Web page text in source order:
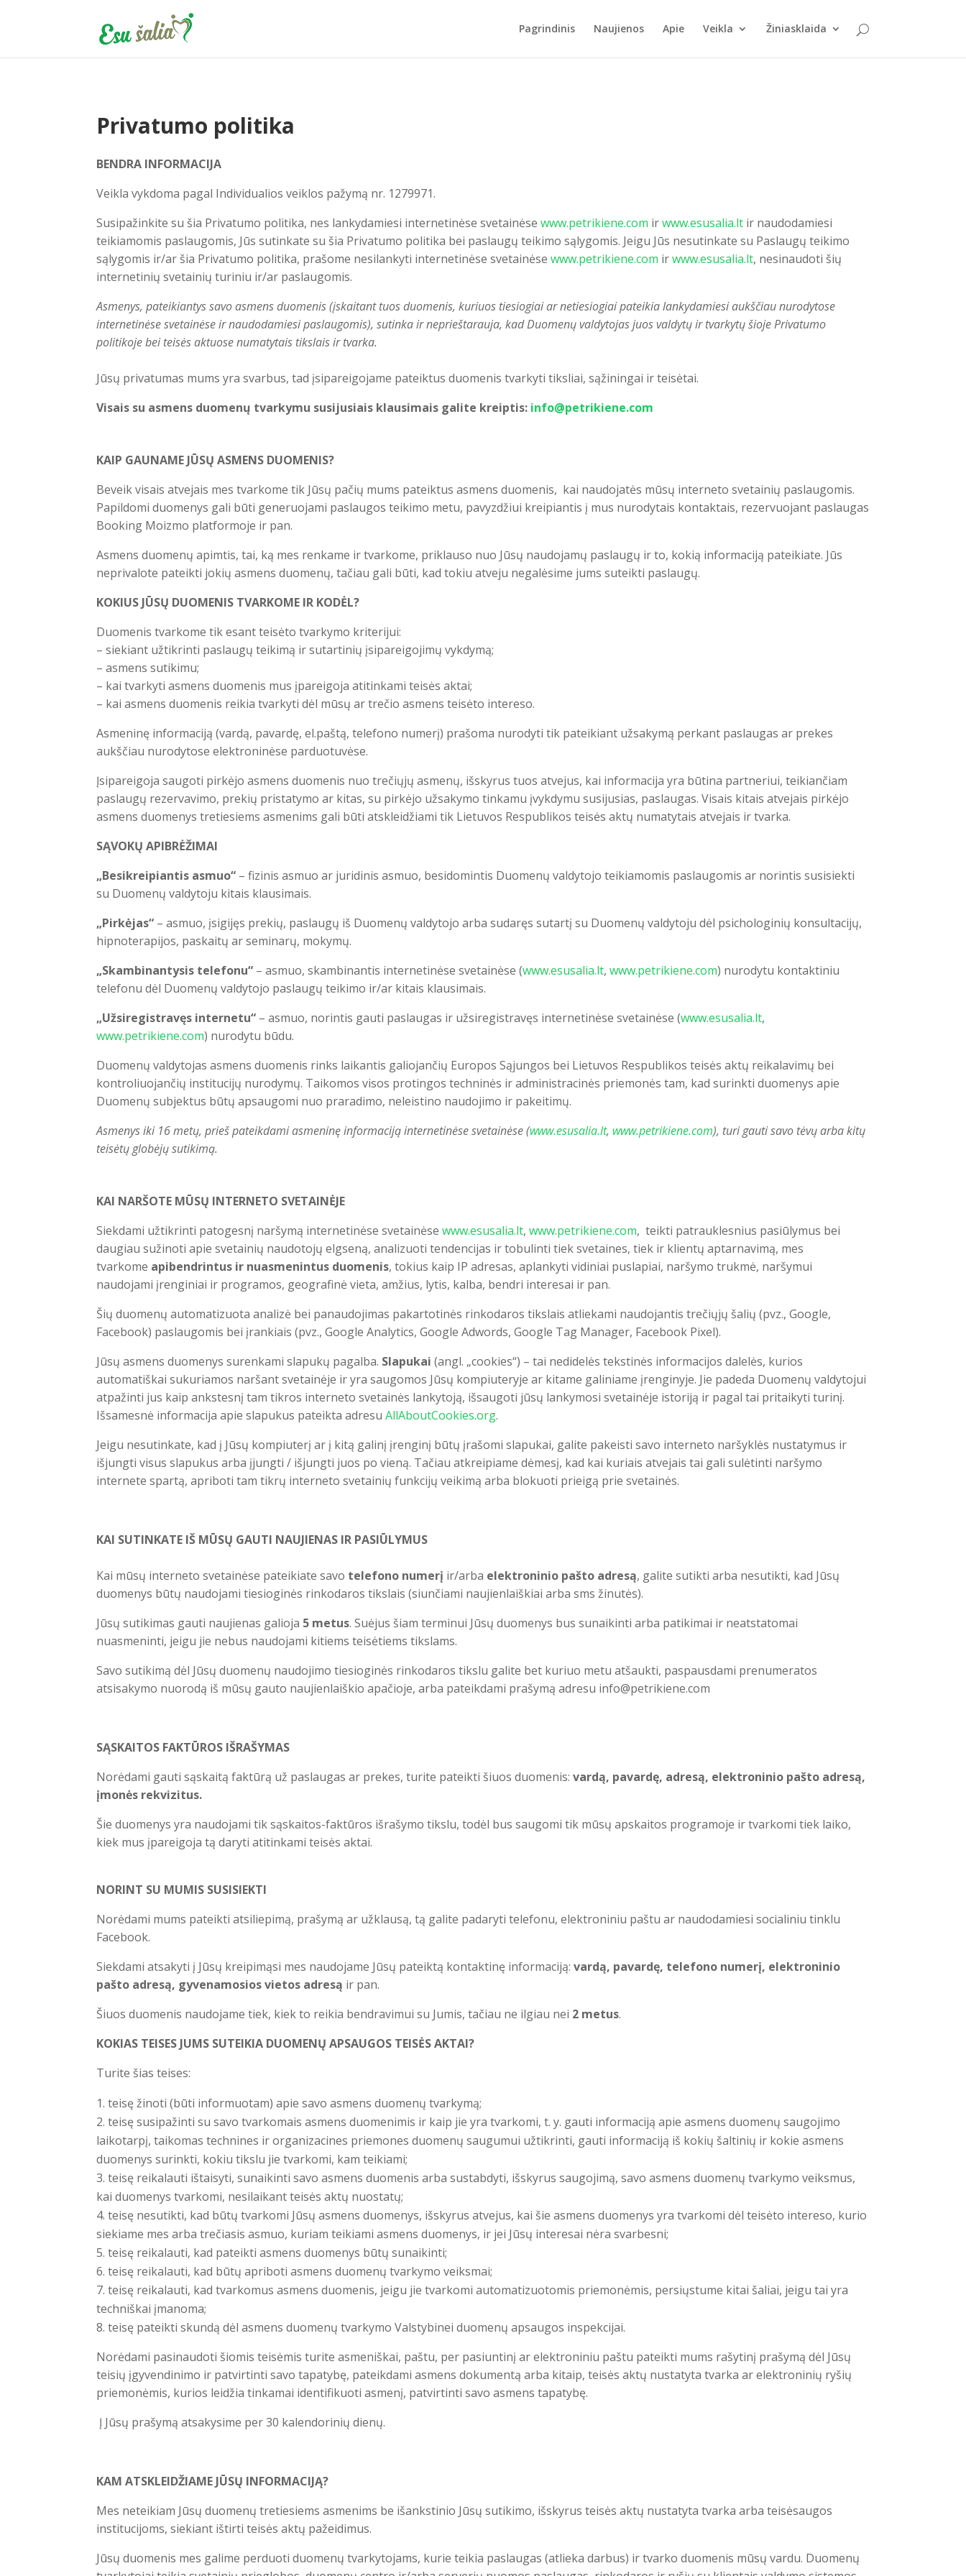
Pagrindinis Naujienos Apie Veikla Žiniasklaida
Privatumo politika
BENDRA INFORMACIJA
Veikla vykdoma pagal Individualios veiklos pažymą nr. 1279971.
Susipažinkite su šia Privatumo politika, nes lankydamiesi internetinėse svetainėsewww.petrikiene.com irwww.esusalia.lt ir naudodamiesi
teikiamomis paslaugomis, Jūs sutinkate su šia Privatumo politika bei paslaugų teikimo sąlygomis. Jeigu Jūs nesutinkate su Paslaugų teikimo
sąlygomis ir/ar šia Privatumo politika, prašome nesilankyti internetinėse svetainėsewww.petrikiene.com irwww.esusalia.lt, nesinaudoti šių
internetinių svetainių turiniu ir/ar paslaugomis.
Asmenys, pateikiantys savo asmens duomenis (įskaitant tuos duomenis, kuriuos tiesiogiai ar netiesiogiai pateikia lankydamiesi aukščiau nurodytose
internetinėse svetainėse ir naudodamiesi paslaugomis), sutinka ir neprieštarauja, kad Duomenų valdytojas juos valdytų ir tvarkytų šioje Privatumo
politikoje bei teisės aktuose numatytais tikslais ir tvarka.
Jūsų privatumas mums yra svarbus, tad įsipareigojame pateiktus duomenis tvarkyti tiksliai, sąžiningai ir teisėtai.
Visais su asmens duomenų tvarkymu susijusiais klausimais galite kreiptis: info@petrikiene.com
KAIP GAUNAME JŪSŲ ASMENS DUOMENIS?
Beveik visais atvejais mes tvarkome tik Jūsų pačių mums pateiktus asmens duomenis, kai naudojatės mūsų interneto svetainių paslaugomis.
Papildomi duomenys gali būti generuojami paslaugos teikimo metu, pavyzdžiui kreipiantis į mus nurodytais kontaktais, rezervuojant paslaugas
Booking Moizmo platformoje ir pan.
Asmens duomenų apimtis, tai, ką mes renkame ir tvarkome, priklauso nuo Jūsų naudojamų paslaugų ir to, kokią informaciją pateikiate. Jūs
neprivalote pateikti jokių asmens duomenų, tačiau gali būti, kad tokiu atveju negalėsime jums suteikti paslaugų.
KOKIUS JŪSŲ DUOMENIS TVARKOME IR KODĖL?
Duomenis tvarkome tik esant teisėto tvarkymo kriterijui:
– siekiant užtikrinti paslaugų teikimą ir sutartinių įsipareigojimų vykdymą;
– asmens sutikimu;
– kai tvarkyti asmens duomenis mus įpareigoja atitinkami teisės aktai;
– kai asmens duomenis reikia tvarkyti dėl mūsų ar trečio asmens teisėto intereso.
Asmeninę informaciją (vardą, pavardę, el.paštą, telefono numerį) prašoma nurodyti tik pateikiant užsakymą perkant paslaugas ar prekes
aukščiau nurodytose elektroninėse parduotuvėse.
Įsipareigoja saugoti pirkėjo asmens duomenis nuo trečiųjų asmenų, išskyrus tuos atvejus, kai informacija yra būtina partneriui, teikiančiam
paslaugų rezervavimo, prekių pristatymo ar kitas, su pirkėjo užsakymo tinkamu įvykdymu susijusias, paslaugas. Visais kitais atvejais pirkėjo
asmens duomenys tretiesiems asmenims gali būti atskleidžiami tik Lietuvos Respublikos teisės aktų numatytais atvejais ir tvarka.
SĄVOKŲ APIBRĖŽIMAI
„Besikreipiantis asmuo“ – fizinis asmuo ar juridinis asmuo, besidomintis Duomenų valdytojo teikiamomis paslaugomis ar norintis susisiekti
su Duomenų valdytoju kitais klausimais.
„Pirkėjas“ – asmuo, įsigijęs prekių, paslaugų iš Duomenų valdytojo arba sudaręs sutartį su Duomenų valdytoju dėl psichologinių konsultacijų,
hipnoterapijos, paskaitų ar seminarų, mokymų.
„Skambinantysis telefonu“ – asmuo, skambinantis internetinėse svetainėse (www.esusalia.lt,www.petrikiene.com) nurodytu kontaktiniu
telefonu dėl Duomenų valdytojo paslaugų teikimo ir/ar kitais klausimais.
„Užsiregistravęs internetu“ – asmuo, norintis gauti paslaugas ir užsiregistravęs internetinėse svetainėse (www.esusalia.lt,
www.petrikiene.com) nurodytu būdu.
Duomenų valdytojas asmens duomenis rinks laikantis galiojančių Europos Sąjungos bei Lietuvos Respublikos teisės aktų reikalavimų bei
kontroliuojančių institucijų nurodymų. Taikomos visos protingos techninės ir administracinės priemonės tam, kad surinkti duomenys apie
Duomenų subjektus būtų apsaugomi nuo praradimo, neleistino naudojimo ir pakeitimų.
Asmenys iki 16 metų,prieš pateikdami asmeninę informaciją internetinėse svetainėse (www.esusalia.lt, www.petrikiene.com), turi gauti savo tėvų arba kitų
teisėtų globėjų sutikimą.
KAI NARŠOTE MŪSŲ INTERNETO SVETAINĖJE
Siekdami užtikrinti patogesnį naršymą internetinėse svetainėsewww.esusalia.lt,www.petrikiene.com, teikti patrauklesnius pasiūlymus bei
daugiau sužinoti apie svetainių naudotojų elgseną, analizuoti tendencijas ir tobulinti tiek svetaines, tiek ir klientų aptarnavimą, mes
tvarkome apibendrintus ir nuasmenintus duomenis, tokius kaip IP adresas, aplankyti vidiniai puslapiai, naršymo trukmė, naršymui
naudojami įrenginiai ir programos, geografinė vieta, amžius, lytis, kalba, bendri interesai ir pan.
Šių duomenų automatizuota analizė bei panaudojimas pakartotinės rinkodaros tikslais atliekami naudojantis trečiųjų šalių (pvz., Google,
Facebook) paslaugomis bei įrankiais (pvz., Google Analytics, Google Adwords, Google Tag Manager, Facebook Pixel).
Jūsų asmens duomenys surenkami slapukų pagalba. Slapukai (angl. „cookies“) – tai nedidelės tekstinės informacijos dalelės, kurios
automatiškai sukuriamos naršant svetainėje ir yra saugomos Jūsų kompiuteryje ar kitame galiniame įrenginyje. Jie padeda Duomenų valdytojui
atpažinti jus kaip ankstesnį tam tikros interneto svetainės lankytoją, išsaugoti jūsų lankymosi svetainėje istoriją ir pagal tai pritaikyti turinį.
Išsamesnė informacija apie slapukus pateikta adresuAllAboutCookies.org.
Jeigu nesutinkate, kad į Jūsų kompiuterį ar į kitą galinį įrenginį būtų įrašomi slapukai, galite pakeisti savo interneto naršyklės nustatymus ir
išjungti visus slapukus arba įjungti / išjungti juos po vieną. Tačiau atkreipiame dėmesį, kad kai kuriais atvejais tai gali sulėtinti naršymo
internete spartą, apriboti tam tikrų interneto svetainių funkcijų veikimą arba blokuoti prieigą prie svetainės.
KAI SUTINKATE IŠ MŪSŲ GAUTI NAUJIENAS IR PASIŪLYMUS
Kai mūsų interneto svetainėse pateikiate savo telefono numerį ir/arba elektroninio pašto adresą, galite sutikti arba nesutikti, kad Jūsų
duomenys būtų naudojami tiesioginės rinkodaros tikslais (siunčiami naujienlaiškiai arba sms žinutės).
Jūsų sutikimas gauti naujienas galioja 5 metus. Suėjus šiam terminui Jūsų duomenys bus sunaikinti arba patikimai ir neatstatomai
nuasmeninti, jeigu jie nebus naudojami kitiems teisėtiems tikslams.
Savo sutikimą dėl Jūsų duomenų naudojimo tiesioginės rinkodaros tikslu galite bet kuriuo metu atšaukti, paspausdami prenumeratos
atsisakymo nuorodą iš mūsų gauto naujienlaiškio apačioje, arba pateikdami prašymą adresu info@petrikiene.com
SĄSKAITOS FAKTŪROS IŠRAŠYMAS
Norėdami gauti sąskaitą faktūrą už paslaugas ar prekes, turite pateikti šiuos duomenis:vardą, pavardę, adresą, elektroninio pašto adresą,
įmonės rekvizitus.
Šie duomenys yra naudojami tik sąskaitos-faktūros išrašymo tikslu, todėl bus saugomi tik mūsų apskaitos programoje ir tvarkomi tiek laiko,
kiek mus įpareigoja tą daryti atitinkami teisės aktai.
NORINT SU MUMIS SUSISIEKTI
Norėdami mums pateikti atsiliepimą, prašymą ar užklausą, tą galite padaryti telefonu, elektroniniu paštu ar naudodamiesi socialiniu tinklu
Facebook.
Siekdami atsakyti į Jūsų kreipimąsi mes naudojame Jūsų pateiktą kontaktinę informaciją:vardą, pavardę, telefono numerį, elektroninio
pašto adresą, gyvenamosios vietos adresą ir pan.
Šiuos duomenis naudojame tiek, kiek to reikia bendravimui su Jumis, tačiau ne ilgiau nei 2 metus.
KOKIAS TEISES JUMS SUTEIKIA DUOMENŲ APSAUGOS TEISĖS AKTAI?
Turite šias teises:
teisę žinoti (būti informuotam) apie savo asmens duomenų tvarkymą;
teisę susipažinti su savo tvarkomais asmens duomenimis ir kaip jie yra tvarkomi, t. y. gauti informaciją apie asmens duomenų saugojimo
laikotarpį, taikomas technines ir organizacines priemones duomenų saugumui užtikrinti, gauti informaciją iš kokių šaltinių ir kokie asmens
duomenys surinkti, kokiu tikslu jie tvarkomi, kam teikiami;
teisę reikalauti ištaisyti, sunaikinti savo asmens duomenis arba sustabdyti, išskyrus saugojimą, savo asmens duomenų tvarkymo veiksmus,
kai duomenys tvarkomi, nesilaikant teisės aktų nuostatų;
teisę nesutikti, kad būtų tvarkomi Jūsų asmens duomenys, išskyrus atvejus, kai šie asmens duomenys yra tvarkomi dėl teisėto intereso, kurio
siekiame mes arba trečiasis asmuo, kuriam teikiami asmens duomenys, ir jei Jūsų interesai nėra svarbesni;
teisę reikalauti, kad pateikti asmens duomenys būtų sunaikinti;
teisę reikalauti, kad būtų apriboti asmens duomenų tvarkymo veiksmai;
teisę reikalauti, kad tvarkomus asmens duomenis, jeigu jie tvarkomi automatizuotomis priemonėmis, persiųstume kitai šaliai, jeigu tai yra
techniškai įmanoma;
teisę pateikti skundą dėl asmens duomenų tvarkymo Valstybinei duomenų apsaugos inspekcijai.
Norėdami pasinaudoti šiomis teisėmis turite asmeniškai, paštu, per pasiuntinį ar elektroniniu paštu pateikti mums rašytinį prašymą dėl Jūsų
teisių įgyvendinimo ir patvirtinti savo tapatybę, pateikdami asmens dokumentą arba kitaip, teisės aktų nustatyta tvarka ar elektroninių ryšių
priemonėmis, kurios leidžia tinkamai identifikuoti asmenį, patvirtinti savo asmens tapatybę.
Į Jūsų prašymą atsakysime per 30 kalendorinių dienų.
KAM ATSKLEIDŽIAME JŪSŲ INFORMACIJĄ?
Mes neteikiam Jūsų duomenų tretiesiems asmenims be išankstinio Jūsų sutikimo, išskyrus teisės aktų nustatyta tvarka arba teisėsaugos
institucijoms, siekiant ištirti teisės aktų pažeidimus.
Jūsų duomenis mes galime perduoti duomenų tvarkytojams, kurie teikia paslaugas (atlieka darbus) ir tvarko duomenis mūsų vardu. Duomenų